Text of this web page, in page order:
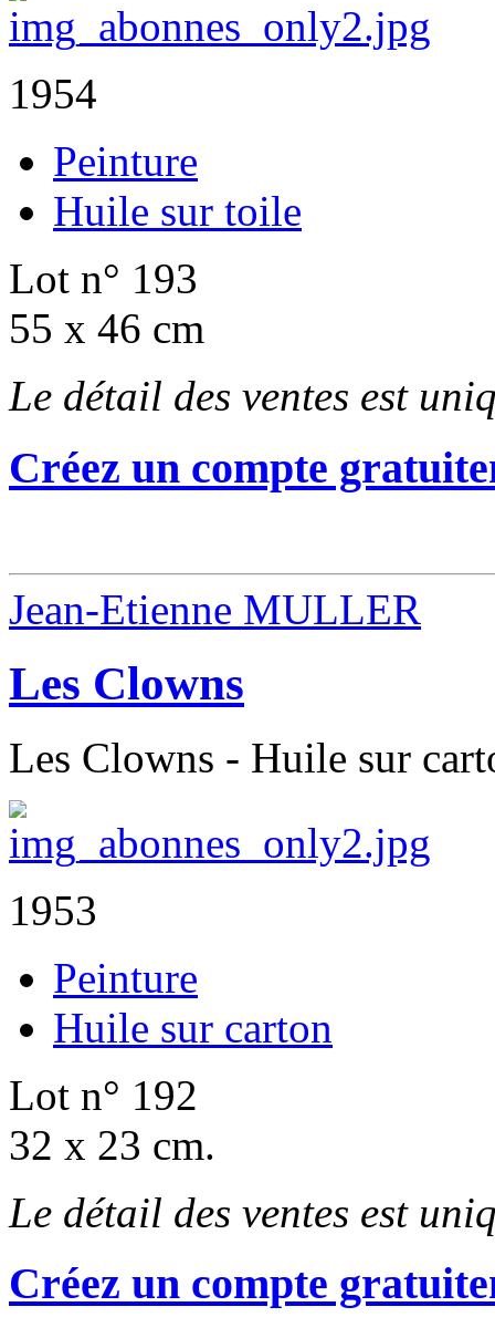
1954
Peinture
Huile sur toile
Lot n° 193
55 x 46 cm
Le détail des ventes est
Créez un compte
Jean-Etienne MULLER
Les Clowns
Les Clowns - Huile sur
1953
Peinture
Huile sur carton
Lot n° 192
32 x 23 cm.
Le détail des ventes est
Créez un compte